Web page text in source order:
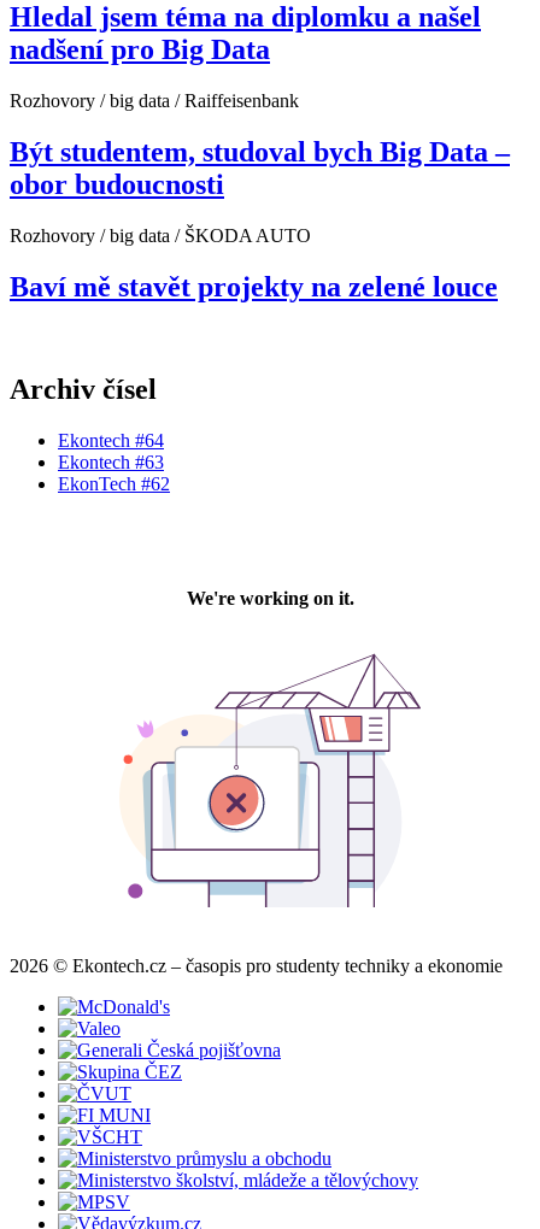
Hledal jsem téma na diplomku a našel
nadšení pro Big Data
Rozhovory / big data / Raiffeisenbank
Být studentem, studoval bych Big Data –
obor budoucnosti
Rozhovory / big data / ŠKODA AUTO
Baví mě stavět projekty na zelené louce
Archiv čísel
Ekontech #64
Ekontech #63
EkonTech #62
2026 © Ekontech.cz – časopis pro studenty techniky a ekonomie